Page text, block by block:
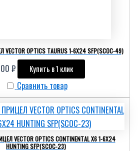
OPTICS TAURUS 1-6X24 SFP(SCOC-49)
₽ Купить в 1 клик
Сравнить товар
VECTOR OPTICS CONTINENTAL X6 1-6X24
HUNTING SFP(SCOC-23)